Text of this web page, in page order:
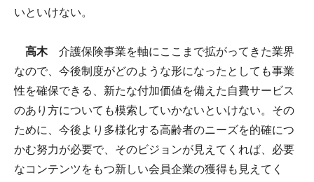
いといけない。
高木介護保険事業を軸にここまで拡がってきた業界
なので、今後制度がどのような形になったとしても事業
性を確保できる、新たな付加価値を備えた自費サービス
のあり方についても模索していかないといけない。その
ために、今後より多様化する高齢者のニーズを的確につ
かむ努力が必要で、そのビジョンが見えてくれば、必要
なコンテンツをもつ新しい会員企業の獲得も見えてく